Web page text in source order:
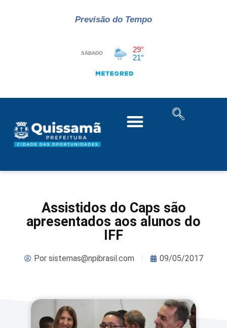
Previsão do Tempo
Assistidos do Caps são
apresentados aos alunos do
IFF
Porsistemas@npibrasil.com 09/05/2017